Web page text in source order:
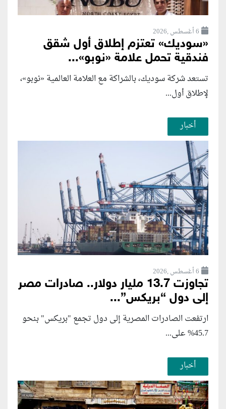
6 أغسطس ,2026
«سوديك» تعتزم إطلاق أول شقق
فندقية تحمل علامة «نوبو»...
تستعد شركة سوديك، بالشراكة مع العلامة العالمية «نوبو»،
لإطلاق أول...
أخبار
6 أغسطس ,2026
تجاوزت 13.7 مليار دولار.. صادرات مصر
إلى دول “بريكس”...
ارتفعت الصادرات المصرية إلى دول تجمع "بريكس" بنحو
45.7% على...
أخبار